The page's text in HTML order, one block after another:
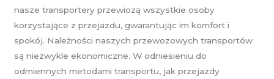
nasze transportery przewiozą wszystkie osoby
korzystające z przejazdu, gwarantując im komfort i
spokój. Należności naszych przewozowych transportów
są niezwykle ekonomiczne. W odniesieniu do
odmiennych metodami transportu, jak przejazdy